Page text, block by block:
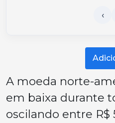
A moeda norte-
em baixa durante
oscilando entre R$